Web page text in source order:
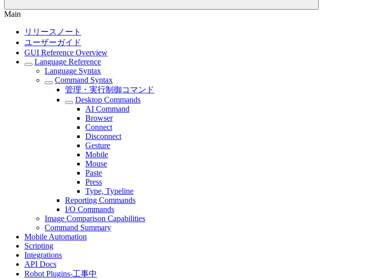
Main
リリースノート
ユーザーガイド
GUI Reference Overview
Language Reference
Language Syntax
Command Syntax
管理・実行制御コマンド
Desktop Commands
AI Command
Browser
Connect
Disconnect
Gesture
Mobile
Mouse
Paste
Press
Type, Typeline
Reporting Commands
I/O Commands
Image Comparison Capabilities
Command Summary
Mobile Automation
Scripting
Integrations
API Docs
Robot Plugins-工事中